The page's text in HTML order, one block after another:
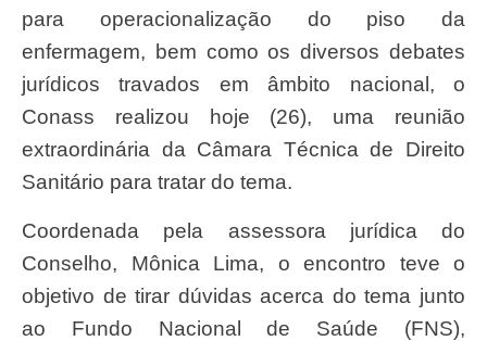
para operacionalização do piso da
enfermagem, bem como os diversos debates
jurídicos travados em âmbito nacional, o
Conass realizou hoje (26), uma reunião
extraordinária da Câmara Técnica de Direito
Sanitário para tratar do tema.
Coordenada pela assessora jurídica do
Conselho, Mônica Lima, o encontro teve o
objetivo de tirar dúvidas acerca do tema junto
ao Fundo Nacional de Saúde (FNS),